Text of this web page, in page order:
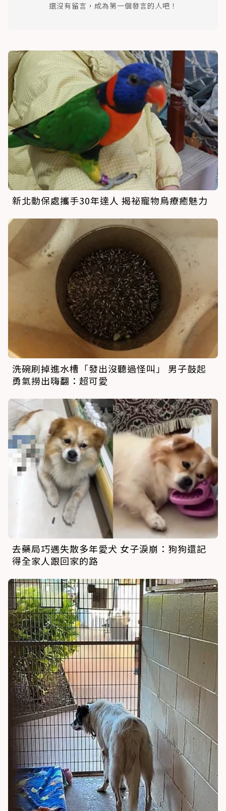
還沒有留言，成為第一個發言的人吧！
新北動保處攜手30年達人 揭祕寵物鳥療癒魅力
洗碗刷掉進水槽「發出沒聽過怪叫」 男子鼓起
勇氣撈出嗨翻：超可愛
去藥局巧遇失散多年愛犬 女子淚崩：狗狗還記
得全家人跟回家的路